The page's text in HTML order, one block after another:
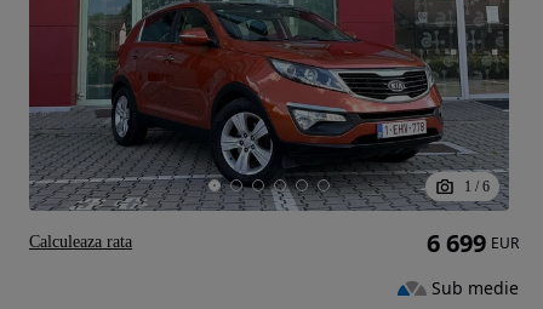
1 / 6
6 699 EUR
Sub medie
Calculeaza rata